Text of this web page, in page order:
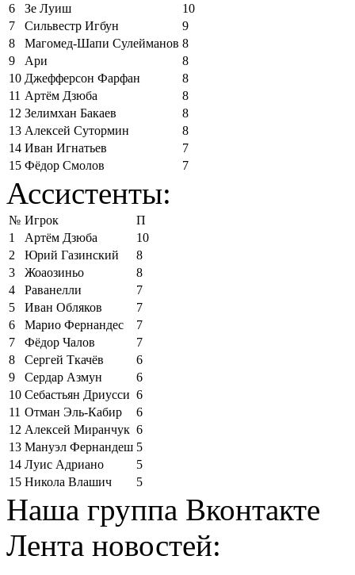
6
Зе Луиш
10
7
Сильвестр Игбун
9
8
Магомед-Шапи Сулейманов 8
9
Ари
8
10 Джефферсон Фарфан
8
11 Артём Дзюба
8
12 Зелимхан Бакаев
8
13 Алексей Сутормин
8
14 Иван Игнатьев
7
15 Фёдор Смолов 7
Ассистенты:
№ Игрок
П
1
Артём Дзюба
10
2
Юрий Газинский
8
3
Жоаозиньо
8
4
Раванелли
7
5
Иван Обляков
7
6
Марио Фернандес
7
7
Фёдор Чалов
7
8
Сергей Ткачёв
6
9
Сердар Азмун
6
10 Себастьян Дриусси 6
11 Отман Эль-Кабир
6
12 Алексей Миранчук 6
13 Мануэл Фернандеш 5
14 Луис Адриано
5
15 Никола Влашич 5
Наша группа Вконтакте
Лента новостей: